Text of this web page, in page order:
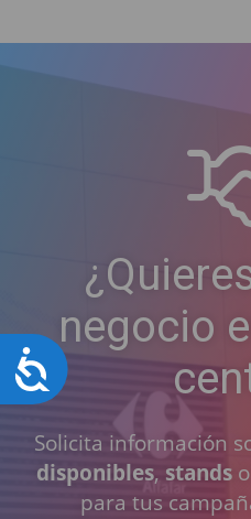
Accesibilidad
negocio
Solicita información
disponibles, standso
para tus